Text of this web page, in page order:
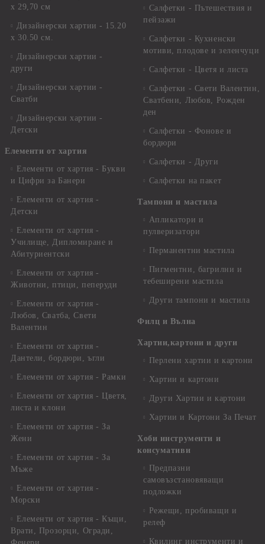
х 29,70 см
Дизайнерски хартии - 15.20
x 30.50 см.
Дизайнерски хартии -
други
Дизайнерски хартии -
Сватби
Дизайнерски хартии -
Детски
Елементи от хартия
Елементи от хартия - Букви
и Цифри за Банери
Елементи от хартия -
Детски
Елементи от хартия -
Училище, Дипломиране и
Абитуриентски
Елементи от хартия -
Животни, птици, пеперуди
Елементи от хартия -
Любов, Сватба, Свети
Валентин
Елементи от хартия -
Дантели, бордюри, ъгли
Елементи от хартия - Рамки
Елементи от хартия - Цветя,
листа и клони
Елементи от хартия - За
Жени
Елементи от хартия - За
Мъже
Елементи от хартия -
Морски
Елементи от хартия - Къщи,
Врати, Прозорци, Огради,
Салфетки - Пътешествия и
пейзажи
Салфетки - Кухненски
мотиви, плодове и зеленчуци
Салфетки - Цветя и листа
Салфетки - Свети Валентин,
Сватбени, Любов, Рожден
ден
Салфетки - Фонове и
бордюри
Салфетки - Други
Салфетки на пакет
Тампони и мастила
Апликатори и
пулверизатори
Перманентни мастила
Пигментни, багрилни и
тебеширени мастила
Други тампони и мастила
Филц и Вълна
Хартии,картони и други
Перлени хартии и картони
Хартии и картони
Други Хартии и картони
Хартии и Картони За Печат
Хоби инструменти и
консумативи
Предпазни
самовъзстановяващи
подложки
Режещи, пробиващи и
релеф
Квилинг инструменти и